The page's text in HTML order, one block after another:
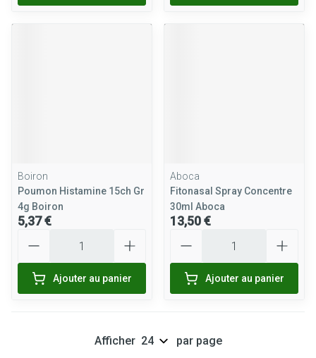
Boiron
Poumon Histamine 15ch Gr
4g Boiron
5,37 €
Ajouter au panier
Aboca
Fitonasal Spray Concentre
30ml Aboca
13,50 €
Ajouter au panier
Afficher par page